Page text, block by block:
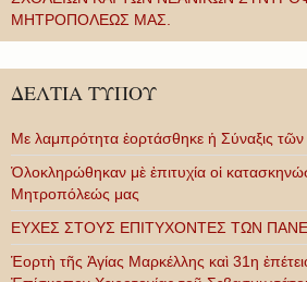
ΜΗΤΡΟΠΟΛΕΩΣ ΜΑΣ.
ΔΕΛΤΙΑ ΤΥΠΟΥ
Με λαμπρότητα ἑορτάσθηκε ἡ Σύναξις
Ὁλοκληρώθηκαν μὲ ἐπιτυχία οἱ
Μητροπόλεώς μας
ΕΥΧΕΣ ΣΤΟΥΣ ΕΠΙΤΥΧΟΝΤΕΣ ΤΩΝ
Ἑορτὴ τῆς Ἁγίας Μαρκέλλης καὶ 31η